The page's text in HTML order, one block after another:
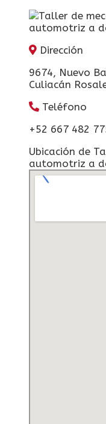
Dirección
9674, Nuevo
Culiacán
Teléfono
+52 667 482
Ubicación de
automotriz a